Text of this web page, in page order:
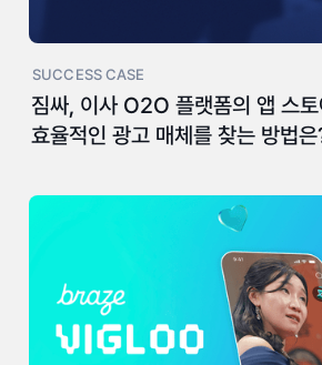
SUCCESS CASE
짐싸, 이사 O2O 플랫폼의 앱 스
효율적인 광고 매체를 찾는 방법